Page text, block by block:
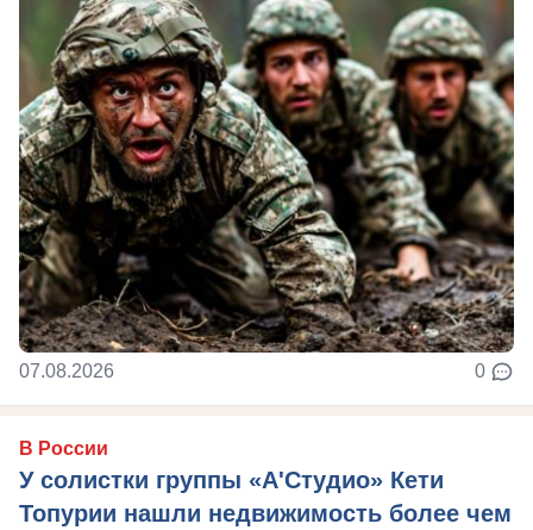
07.08.2026 0
В России
У солистки группы «А'Студио» Кети
Топурии нашли недвижимость более чем